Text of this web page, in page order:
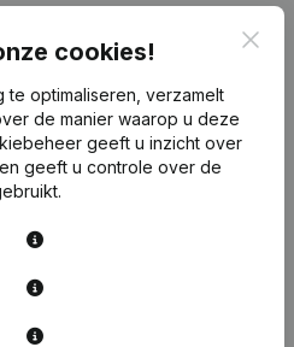
Timmer- En Dakwerken
Wijzigingen, …) - Wijziging
cookies!
te optimaliseren, verzamelt
de manier waarop u deze
geeft u inzicht over
geeft u controle over de